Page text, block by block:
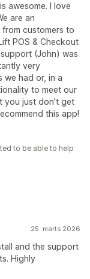
awesome. I love
are an
customers to
POS & Checkout
(John) was
very
we had or, in a
to meet our
you just don't get
this app!
to be able to help
25. marts 2026
and the support
Highly